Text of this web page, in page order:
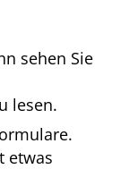
sehen Sie
lesen.
etwas